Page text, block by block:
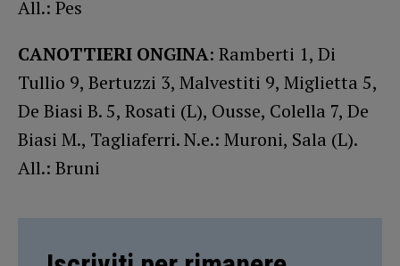
All.: Pes
CANOTTIERI ONGINA: Ramberti 1, Di
Tullio 9, Bertuzzi 3, Malvestiti 9, Miglietta 5,
De Biasi B. 5, Rosati (L), Ousse, Colella 7, De
Biasi M., Tagliaferri. N.e.: Muroni, Sala (L).
All.: Bruni